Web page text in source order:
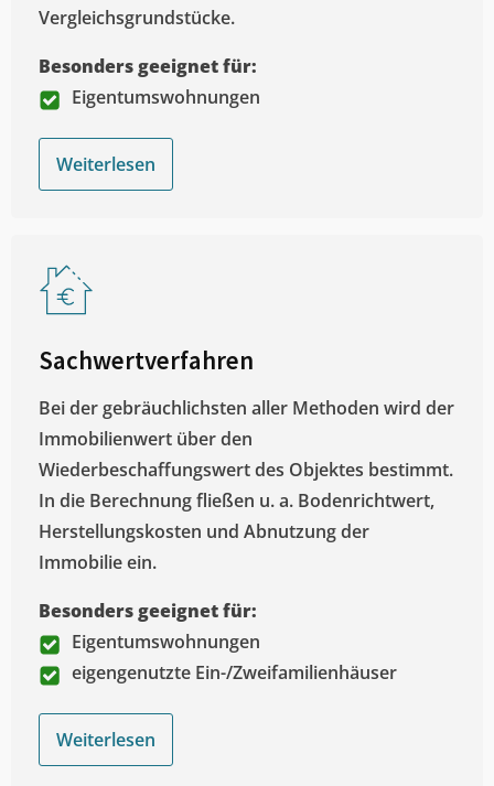
Vergleichsgrundstücke.
Besonders geeignet für:
Eigentumswohnungen
Weiterlesen
Sachwertverfahren
Bei der gebräuchlichsten aller Methoden wird der
Immobilienwert über den
Wiederbeschaffungswert des Objektes bestimmt.
In die Berechnung fließen u. a. Bodenrichtwert,
Herstellungskosten und Abnutzung der
Immobilie ein.
Besonders geeignet für:
Eigentumswohnungen
eigengenutzte Ein-/Zweifamilienhäuser
Weiterlesen